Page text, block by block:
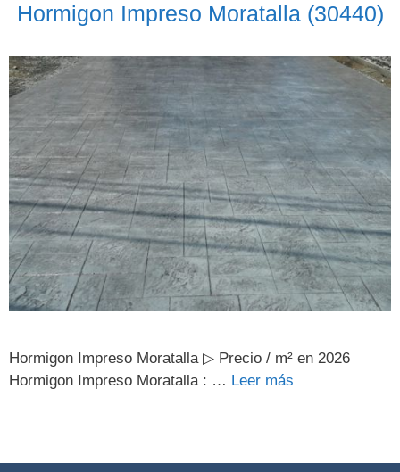
Hormigon Impreso Moratalla (30440)
Hormigon Impreso Moratalla ▷ Precio / m² en 2026
Hormigon Impreso Moratalla : … Leer más